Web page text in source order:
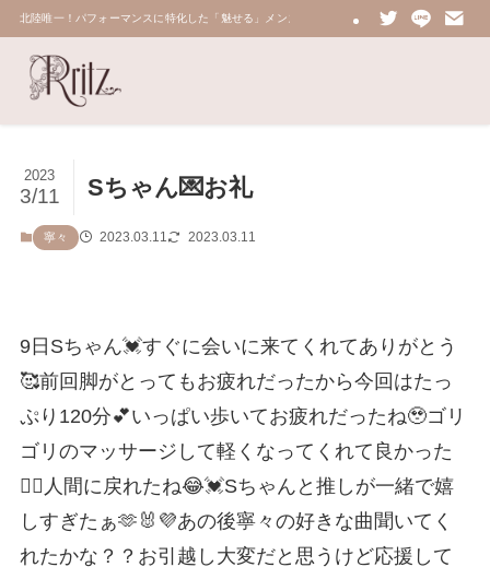
北陸唯一！パフォーマンスに特化した「魅せる」メンズエステ 鼠蹊部・密着・総合技術力
Sちゃん💌お礼
2023
3/11
寧々 2023.03.11 2023.03.11
9日Sちゃん💓すぐに会いに来てくれてありがとう
🥰前回脚がとってもお疲れだったから今回はたっ
ぷり120分💕いっぱい歩いてお疲れだったね🥹ゴリ
ゴリのマッサージして軽くなってくれて良かった
😮‍💨人間に戻れたね😂💓Sちゃんと推しが一緒で嬉
しすぎたぁ🫶🐰💜あの後寧々の好きな曲聞いてく
れたかな？？お引越し大変だと思うけど応援して